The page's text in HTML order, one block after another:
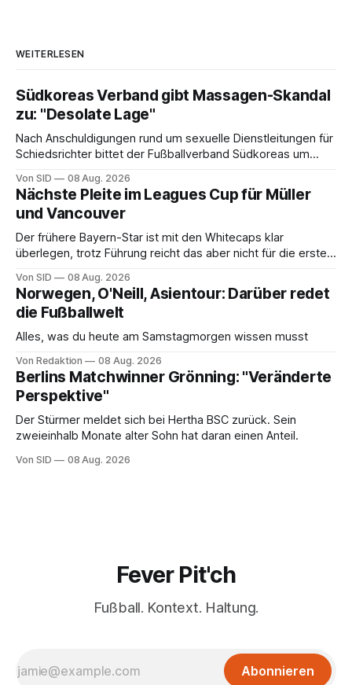
WEITERLESEN
Südkoreas Verband gibt Massagen-Skandal
zu: "Desolate Lage"
Nach Anschuldigungen rund um sexuelle Dienstleitungen für
Schiedsrichter bittet der Fußballverband Südkoreas um
Von SID 08 Aug. 2026
Nächste Pleite im Leagues Cup für Müller
und Vancouver
Der frühere Bayern-Star ist mit den Whitecaps klar
überlegen, trotz Führung reicht das aber nicht für die ersten
Von SID 08 Aug. 2026
Norwegen, O'Neill, Asientour: Darüber redet
die Fußballwelt
Alles, was du heute am Samstagmorgen wissen musst
Von Redaktion 08 Aug. 2026
Berlins Matchwinner Grönning: "Veränderte
Perspektive"
Der Stürmer meldet sich bei Hertha BSC zurück. Sein
zweieinhalb Monate alter Sohn hat daran einen Anteil.
Von SID 08 Aug. 2026
Fever Pit'ch
Fußball. Kontext. Haltung.
Abonnieren